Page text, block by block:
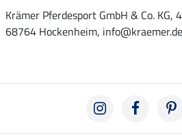
Krämer Pferdesport GmbH & Co. KG,
68764 Hockenheim,